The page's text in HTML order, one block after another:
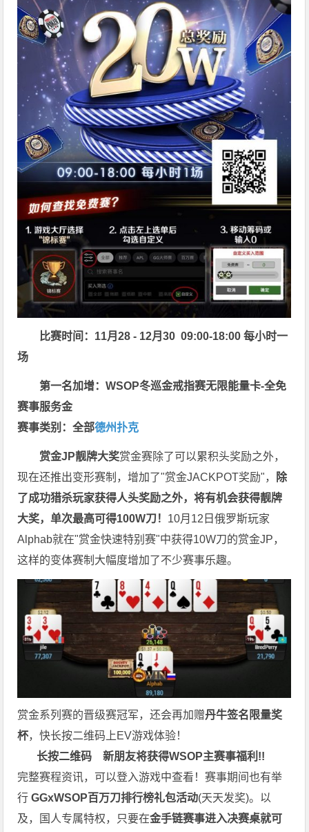
比赛时间：11月28 - 12月30 09:00-18:00 每小时一
场
第一名加增：WSOP冬巡金戒指赛无限能量卡-全免
赛事服务金
赛事类别：全部德州扑克
赏金JP靓牌大奖赏金赛除了可以累积头奖励之外，
现在还推出变形赛制，增加了"赏金JACKPOT奖励"，
除
了成功猎杀玩家获得人头奖励之外，将有机会获得靓牌
大奖，单次最高可得100W刀！ 10月12日俄罗斯玩家
Alphab就在"赏金快速特别赛"中获得10W刀的赏金JP，
这样的变体赛制大幅度增加了不少赛事乐趣。
赏金系列赛的晋级赛冠军，还会再加赠丹牛签名限量奖
杯，快长按二维码上EV游戏体验！
长按二维码新朋友将获得WSOP主赛事福利!!
完整赛程资讯，可以登入游戏中查看！赛事期间也有举
行 GGxWSOP百万刀排行榜礼包活动(天天发奖)。以
及，国人专属特权，只要在金手链赛事进入决赛桌就可